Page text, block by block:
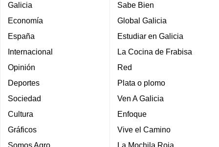
Galicia
Economía
España
Internacional
Opinión
Deportes
Sociedad
Cultura
Gráficos
Somos Agro
Sabe Bien
Global Galicia
Estudiar en Galicia
La Cocina de Frabisa
Red
Plata o plomo
Ven A Galicia
Enfoque
Vive el Camino
La Mochila Roja